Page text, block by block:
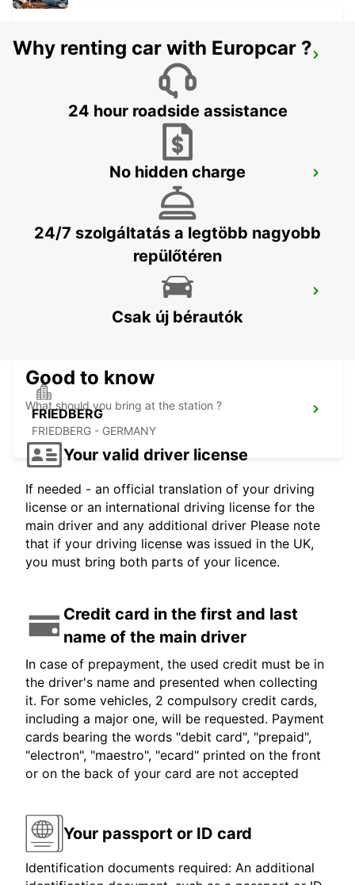
LANGEN
BAD HOMBURG
BAD HOMBURG - GERMANY
FRANKFURT AIRPORT TERMINAL 3
FRANKFURT AM MAIN - GERMANY
FRIEDBERG
FRIEDBERG - GERMANY
Why renting car with Europcar ?
24 hour roadside assistance
No hidden charge
24/7 szolgáltatás a legtöbb nagyobb
repülőtéren
Csak új bérautók
Good to know
What should you bring at the station ?
Your valid driver license
If needed - an official translation of your driving
license or an international driving license for the
main driver and any additional driver Please note
that if your driving license was issued in the UK,
you must bring both parts of your licence.
Credit card in the first and last
name of the main driver
In case of prepayment, the used credit must be in
the driver's name and presented when collecting
it. For some vehicles, 2 compulsory credit cards,
including a major one, will be requested. Payment
cards bearing the words "debit card", "prepaid",
"electron", "maestro", "ecard" printed on the front
or on the back of your card are not accepted
Your passport or ID card
Identification documents required: An additional